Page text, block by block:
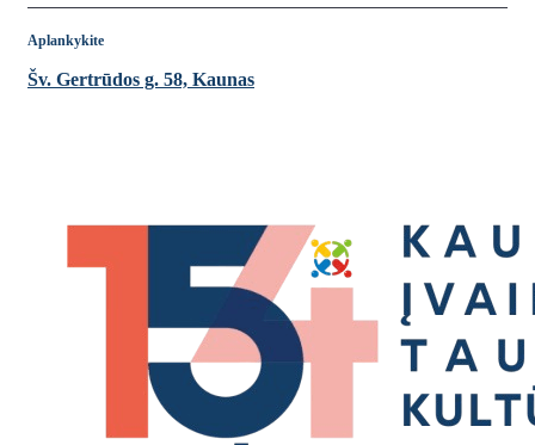
Aplankykite
Šv. Gertrūdos g. 58, Kaunas